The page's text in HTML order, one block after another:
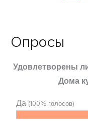
Опросы
Удовлетворены
Дома
Да (100% голосов)